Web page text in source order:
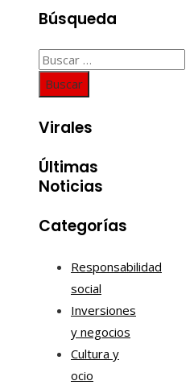
Búsqueda
Buscar:
Virales
Últimas
Noticias
Categorías
Responsabilidad
social
Inversiones
y negocios
Cultura y
ocio